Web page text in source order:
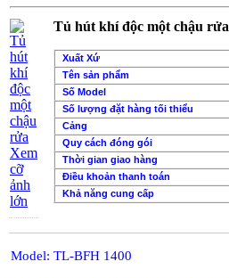
Xem
cỡ
ảnh
lớn
Tủ hút khí độc một chậu rửa
Xuất Xứ
Tên sản phẩm
Số Model
Số lượng đặt hàng tối thiểu
Cảng
Quy cách đóng gói
Thời gian giao hàng
Điều khoản thanh toán
Khả năng cung cấp
Model: TL-BFH 1400